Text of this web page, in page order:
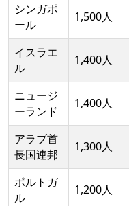
シンガポ
ール
1,500人
イスラエ
ル
1,400人
ニュージ
ーランド
1,400人
アラブ首
長国連邦
1,300人
ポルトガ
ル
1,200人